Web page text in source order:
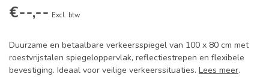
€--,-- Excl. btw
Duurzame en betaalbare verkeersspiegel van 100 x 80 cm met
roestvrijstalen spiegeloppervlak, reflectiestrepen en flexibele
bevestiging. Ideaal voor veilige verkeerssituaties. Lees meer.